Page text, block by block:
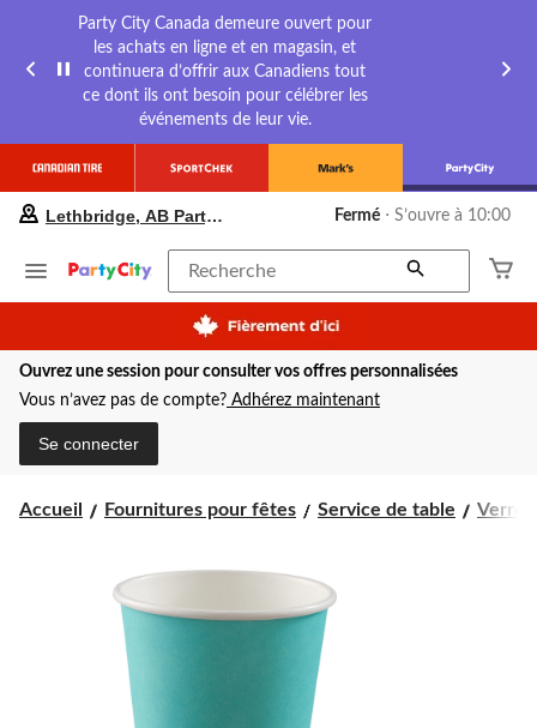
Party City Canada demeure ouvert pour
les achats en ligne et en magasin, et
continuera d’offrir aux Canadiens tout
ce dont ils ont besoin pour célébrer les
événements de leur vie.
préféré
Lethbridge,
Party
City,
courament
Fermé,
pour
Lethbridge, AB Party City Fermé ⋅ S’ouvre à 10:00
Recherche
Ouvrez une session pour consulter vos offres personnalisées
Vous n’avez pas de compte? Adhérez maintenant
Se connecter
Accueil Fournitures pour fêtes Service de table Verres